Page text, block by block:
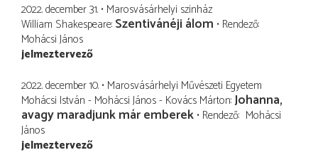
2022. december 31. Marosvásárhelyi szinház
William Shakespeare Szentivánéji álom Rendező
Mohácsi János
jelmeztervező
2022. december 10. Marosvásárhelyi Művészeti Egyetem
Mohácsi István - Mohácsi János - Kovács Márton Johanna,
avagy maradjunk már emberek Rendező Mohácsi
János
jelmeztervező